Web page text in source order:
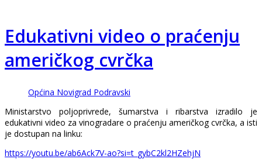
Edukativni video o praćenju
američkog cvrčka
Općina Novigrad Podravski
Ministarstvo poljoprivrede, šumarstva i ribarstva izradilo je
edukativni video za vinogradare o praćenju američkog cvrčka, a isti
je dostupan na linku:
https://youtu.be/ab6Ack7V-ao?si=t_gybC2kl2HZehjN